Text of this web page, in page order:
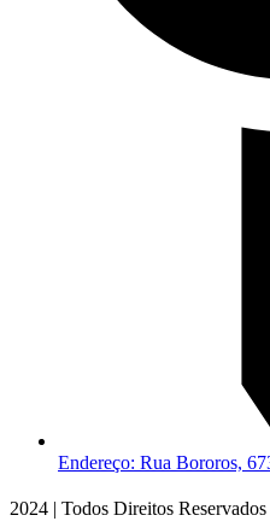
Endereço: Rua Bororos,
2024 | Todos Direitos Reservados